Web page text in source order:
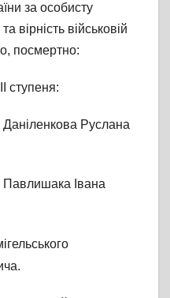
за особисту
вірність військовій
посмертно:
ступеня:
Руслана
Івана